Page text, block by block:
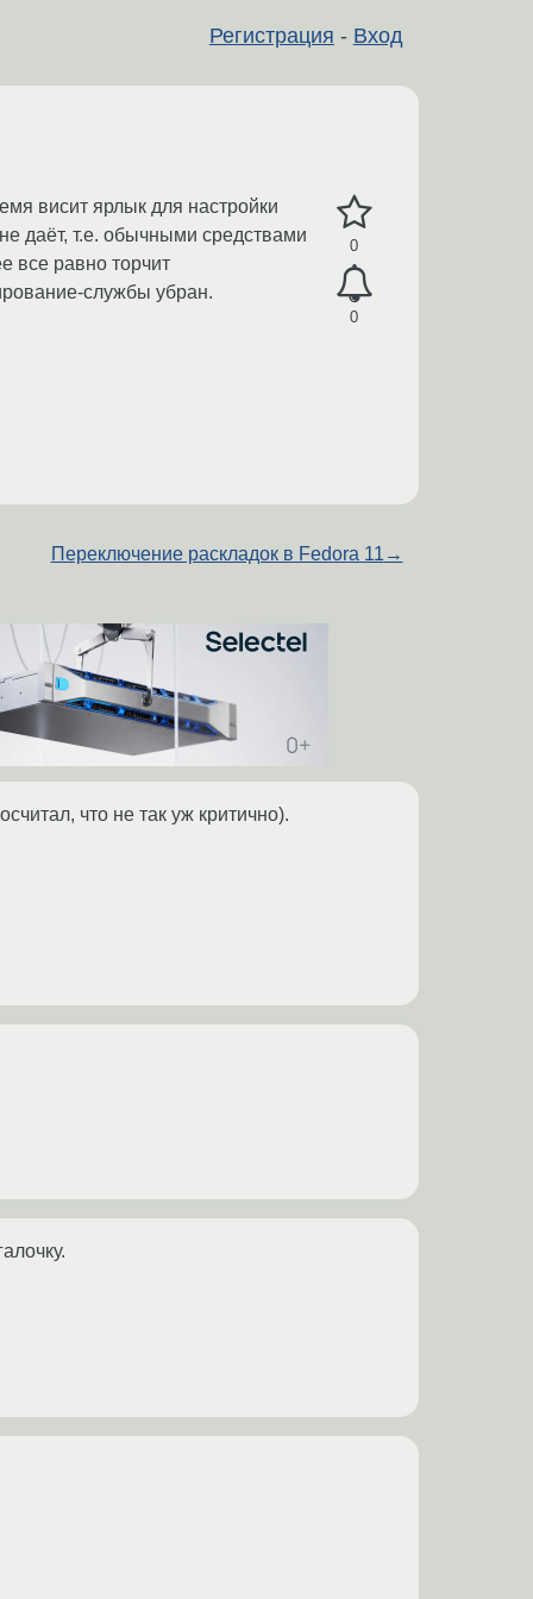
Регистрация - Вход
0
0
висит ярлык для настройки
даёт, т.е. обычными средствами
все равно торчит
службы убран.
Переключение раскладок в Fedora 11 →
что не так уж критично).